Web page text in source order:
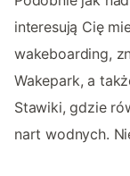
interesują Cię
wakeboarding,
Wakepark, a
Stawiki, gdzie
nart wodnych.